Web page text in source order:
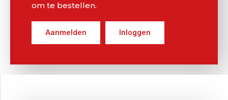
om te bestellen.
Aanmelden Inloggen